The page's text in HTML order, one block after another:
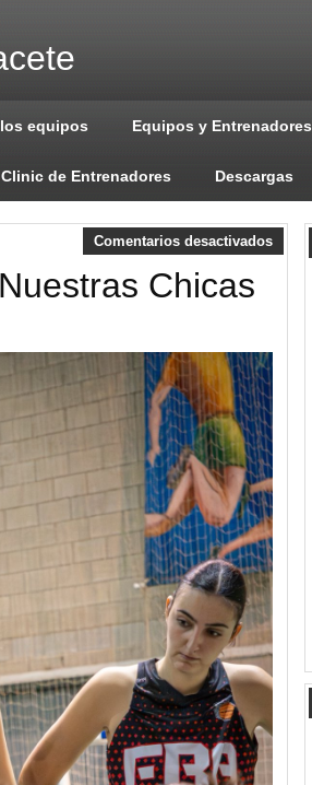
equipos Equipos y Entrenadores
Clinic de Entrenadores Descargas
Comentarios desactivados
Chicas